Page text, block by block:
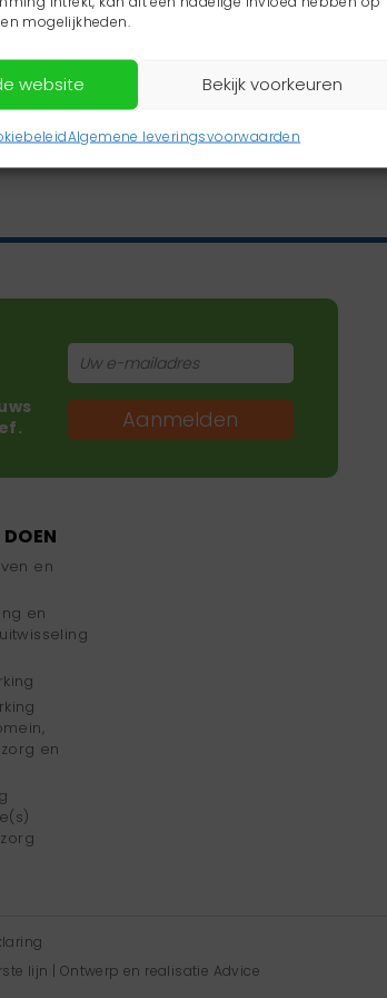
mogelijkheden.
website Bekijk voorkeuren
Algemene leveringsvoorwaarden
Aanmelden
en
en
en
lijn | Ontwerp en realisatie Advice